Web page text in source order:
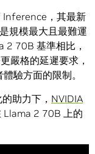
Inference，其最新
規模最大且最難運
2 70B 基準相比，
嚴格的延遲要求，
驗方面的限制。
助力下， NVIDIA
Llama 2 70B 上的